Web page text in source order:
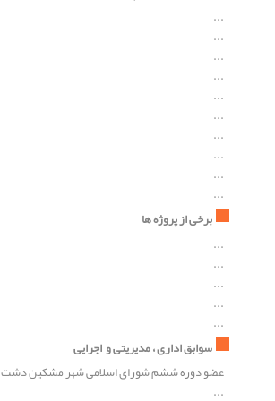
...
...
...
...
...
...
...
...
...
...
برخی از پروژه ها
...
...
...
...
...
سوابق اداری ، مدیریتی و اجرایی
عضو دوره ششم شورای اسلامی شهر مشکین دشت
...